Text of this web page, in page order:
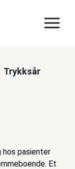
Trykksår
hos pasienter
Et